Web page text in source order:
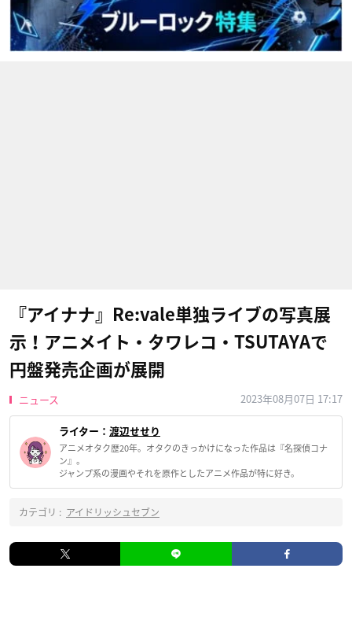
『アイナナ』Re:vale単独ライブの写真展
示！アニメイト・タワレコ・TSUTAYAで
円盤発売企画が展開
ニュース 2023年08月07日 17:17
ライター： 渡辺せせり
アニメオタク歴20年。オタクのきっかけになった作品は『名探偵コナ
ン』。
ジャンプ系の漫画やそれを原作としたアニメ作品が特に好き。
カテゴリ : アイドリッシュセブン